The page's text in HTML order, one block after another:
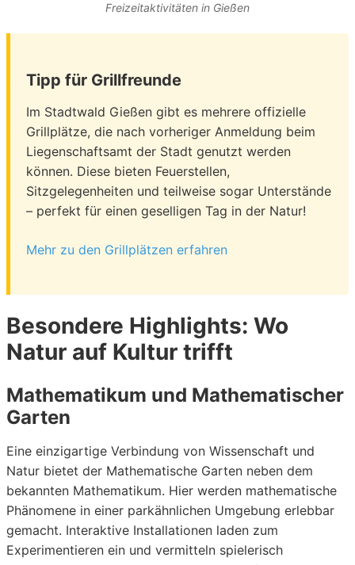
Freizeitaktivitäten in Gießen
Tipp für Grillfreunde
Im Stadtwald Gießen gibt es mehrere offizielle
Grillplätze, die nach vorheriger Anmeldung beim
Liegenschaftsamt der Stadt genutzt werden
können. Diese bieten Feuerstellen,
Sitzgelegenheiten und teilweise sogar Unterstände
– perfekt für einen geselligen Tag in der Natur!
Mehr zu den Grillplätzen erfahren
Besondere Highlights: Wo
Natur auf Kultur trifft
Mathematikum und Mathematischer
Garten
Eine einzigartige Verbindung von Wissenschaft und
Natur bietet der Mathematische Garten neben dem
bekannten Mathematikum. Hier werden mathematische
Phänomene in einer parkähnlichen Umgebung erlebbar
gemacht. Interaktive Installationen laden zum
Experimentieren ein und vermitteln spielerisch